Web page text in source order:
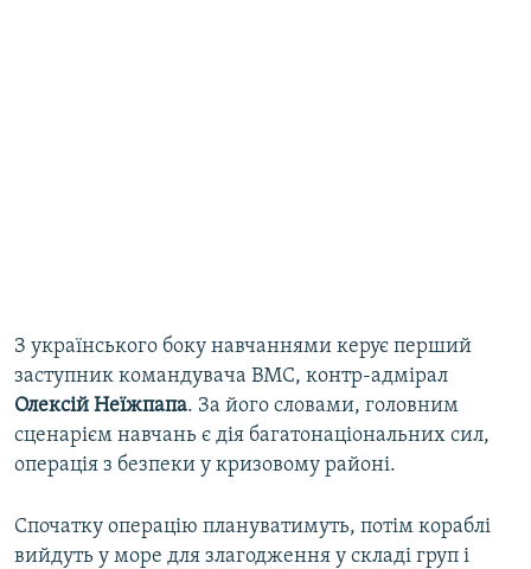
З українського боку навчаннями керує перший
заступник командувача ВМС, контр-адмірал
Олексій Неїжпапа. За його словами, головним
сценарієм навчань є дія багатонаціональних сил,
операція з безпеки у кризовому районі.
Спочатку операцію плануватимуть, потім кораблі
вийдуть у море для злагодження у складі груп і